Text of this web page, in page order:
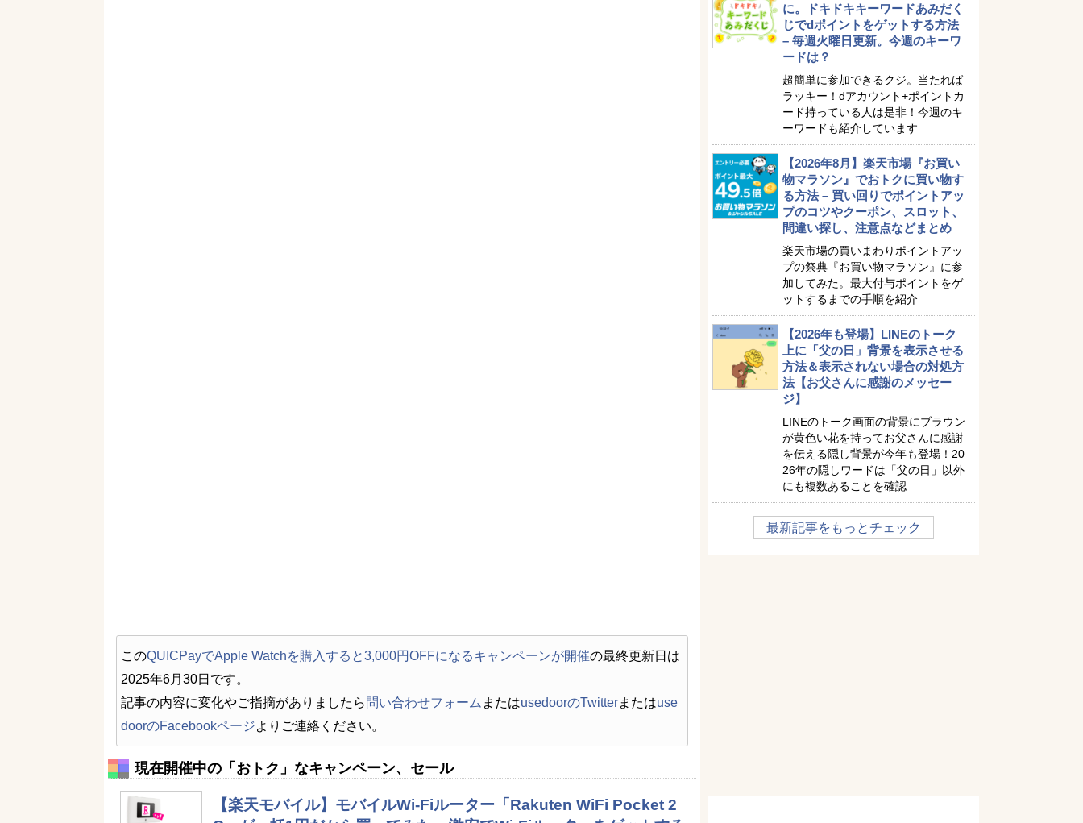
このQUICPayでApple Watchを購入すると3,000円OFFになるキャンペーンが開催の最終更新日は
2025年6月30日です。
記事の内容に変化やご指摘がありましたら 問い合わせフォーム またはusedoorのTwitterまたはuse
doorのFacebookページよりご連絡ください。
現在開催中の「おトク」なキャンペーン、セール
【楽天モバイル】モバイルWi-Fiルーター「Rakuten WiFi Pocket 2
に。ドキドキキーワードあみだく
じでdポイントをゲットする方法
– 毎週火曜日更新。今週のキーワ
ードは？
超簡単に参加できるクジ。当たれば
ラッキー！dアカウント+ポイントカ
ード持っている人は是非！今週のキ
ーワードも紹介しています
【2026年8月】楽天市場『お買い
物マラソン』でおトクに買い物す
る方法 – 買い回りでポイントアッ
プのコツやクーポン、スロット、
間違い探し、注意点などまとめ
楽天市場の買いまわりポイントアッ
プの祭典『お買い物マラソン』に参
加してみた。最大付与ポイントをゲ
ットするまでの手順を紹介
【2026年も登場】LINEのトーク
上に「父の日」背景を表示させる
方法＆表示されない場合の対処方
法【お父さんに感謝のメッセー
ジ】
LINEのトーク画面の背景にブラウン
が黄色い花を持ってお父さんに感謝
を伝える隠し背景が今年も登場！20
26年の隠しワードは「父の日」以外
にも複数あることを確認
最新記事をもっとチェック